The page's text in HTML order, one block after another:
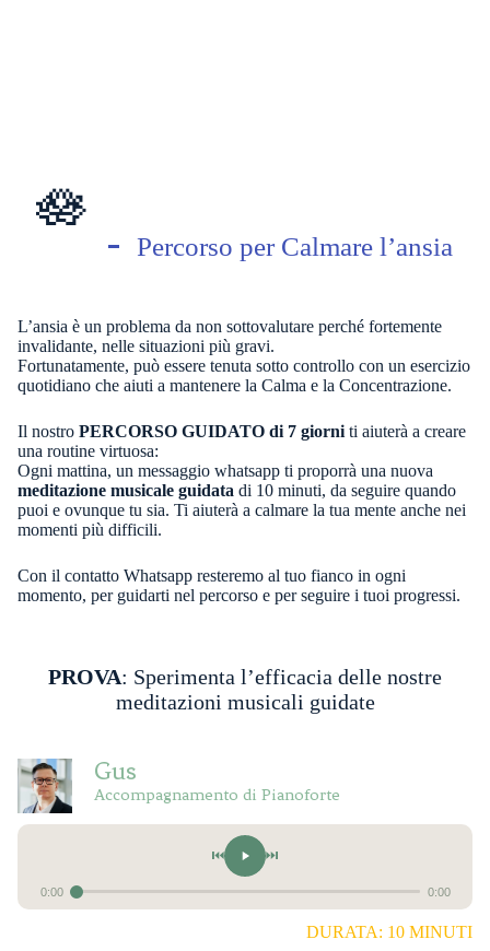
🪷
Percorso per Calmare l’ansia
L’ansia è un problema da non sottovalutare perché fortemente
invalidante, nelle situazioni più gravi.
Fortunatamente, può essere tenuta sotto controllo con un esercizio
quotidiano che aiuti a mantenere la Calma e la Concentrazione.
Il nostro PERCORSO GUIDATO di 7 giorni ti aiuterà a creare
una routine virtuosa:
Ogni mattina, un messaggio whatsapp ti proporrà una nuova
meditazione musicale guidata di 10 minuti, da seguire quando
puoi e ovunque tu sia. Ti aiuterà a calmare la tua mente anche nei
momenti più difficili.
Con il contatto Whatsapp resteremo al tuo fianco in ogni
momento, per guidarti nel percorso e per seguire i tuoi progressi.
PROVA: Sperimenta l’efficacia delle nostre
meditazioni musicali guidate
Gus
Accompagnamento di Pianoforte
⏮ ⏭
0:00 0:00
DURATA: 10 MINUTI